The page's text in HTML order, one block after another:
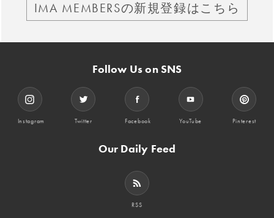
IMA MEMBERSの新規登録はこちら
Follow Us on SNS
Instagram Twitter Facebook YouTube Pinterest
Our Daily Feed
RSS